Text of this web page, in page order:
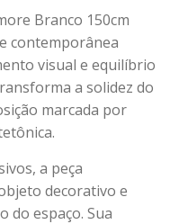
Branco 150cm
contemporânea
visual e equilíbrio
a solidez do
marcada por
a peça
decorativo e
do espaço. Sua